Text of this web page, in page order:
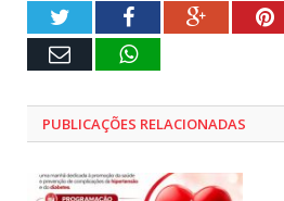
TwitterFacebookGoogle+
E-
WhatsApp
PUBLICAÇÕES RELACIONADAS